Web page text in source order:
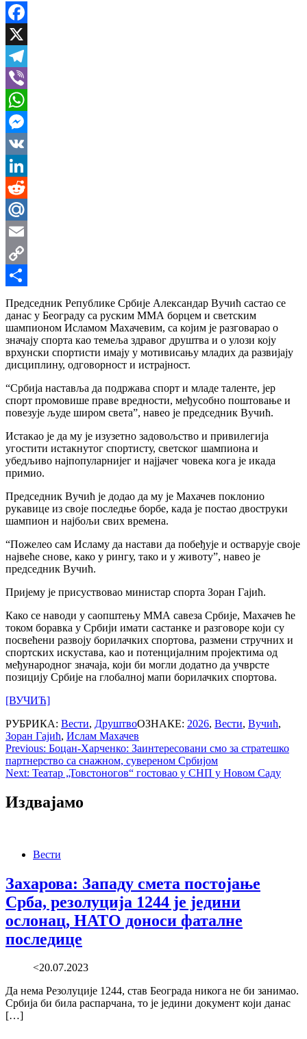
Facebook
X
Telegram
Viber
WhatsApp
Messenger
VK
LinkedIn
Reddit
Mail.Ru
Email
Copy
Link
Share
Председник Републике Србије Александар Вучић састао се
данас у Београду са руским ММА борцем и светским
шампионом Исламом Махачевим, са којим је разговарао о
значају спорта као темеља здравог друштва и о улози коју
врхунски спортисти имају у мотивисању младих да развијају
дисциплину, одговорност и истрајност.
“Србија наставља да подржава спорт и младе таленте, јер
спорт промовише праве вредности, међусобно поштовање и
повезује људе широм света”, навео је председник Вучић.
Истакао је да му је изузетно задовољство и привилегија
угостити истакнутог спортисту, светског шампиона и
убедљиво најпопуларнијег и најјачег човека кога је икада
примио.
Председник Вучић је додао да му је Махачев поклонио
рукавице из своје последње борбе, када је постао двоструки
шампион и најбољи свих времена.
“Пожелео сам Исламу да настави да побеђује и остварује своје
највеће снове, како у рингу, тако и у животу”, навео је
председник Вучић.
Пријему је присуствовао министар спорта Зоран Гајић.
Како се наводи у саопштењу ММА савеза Србије, Махачев ће
током боравка у Србији имати састанке и разговоре који су
посвећени развоју борилачких спортова, размени стручних и
спортских искустава, као и потенцијалним пројектима од
међународног значаја, који би могли додатно да учврсте
позицију Србије на глобалној мапи борилачких спортова.
[ВУЧИЋ]
РУБРИКА: Вести, ДруштвоОЗНАКЕ: 2026, Вести, Вучић,
Зоран Гајић, Ислам Махачев
Post
navigation
Previous: Боцан-Харченко: Заинтересовани смо за стратешко
партнерство са снажном, сувереном Србијом
Next: Театар „Товстоногов“ гостовао у СНП у Новом Саду
Издвајамо
Вести
Захарова: Западу смета постојање
Срба, резолуција 1244 је једини
ослонац, НАТО доноси фаталне
последице
<20.07.2023
Да нема Резолуције 1244, став Београда никога не би занимао.
Србија би била распарчана, то је једини документ који данас
[…]